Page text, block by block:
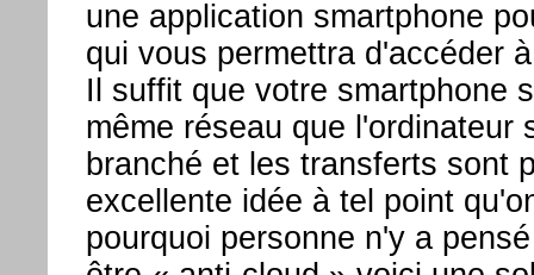
une application smartphone
qui vous permettra d'accéder
Il suffit que votre smartphone
même réseau que l'ordinateur
branché et les transferts sont
excellente idée à tel point
pourquoi personne n'y a